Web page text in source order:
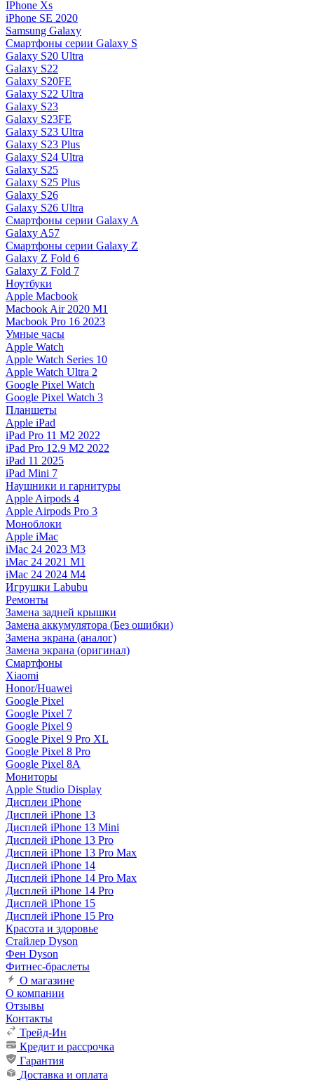
IPhone Xs
iPhone SE 2020
Samsung Galaxy
Смартфоны серии Galaxy S
Galaxy S20 Ultra
Galaxy S22
Galaxy S20FE
Galaxy S22 Ultra
Galaxy S23
Galaxy S23FE
Galaxy S23 Ultra
Galaxy S23 Plus
Galaxy S24 Ultra
Galaxy S25
Galaxy S25 Plus
Galaxy S26
Galaxy S26 Ultra
Смартфоны серии Galaxy A
Galaxy A57
Смартфоны серии Galaxy Z
Galaxy Z Fold 6
Galaxy Z Fold 7
Ноутбуки
Apple Macbook
Macbook Air 2020 M1
Macbook Pro 16 2023
Умные часы
Apple Watch
Apple Watch Series 10
Apple Watch Ultra 2
Google Pixel Watch
Google Pixel Watch 3
Планшеты
Apple iPad
iPad Pro 11 M2 2022
iPad Pro 12.9 M2 2022
iPad 11 2025
iPad Mini 7
Наушники и гарнитуры
Apple Airpods 4
Apple Airpods Pro 3
Моноблоки
Apple iMac
iMac 24 2023 M3
iMac 24 2021 M1
iMac 24 2024 M4
Игрушки Labubu
Ремонты
Замена задней крышки
Замена аккумулятора (Без ошибки)
Замена экрана (аналог)
Замена экрана (оригинал)
Смартфоны
Xiaomi
Honor/Huawei
Google Pixel
Google Pixel 7
Google Pixel 9
Google Pixel 9 Pro XL
Google Pixel 8 Pro
Google Pixel 8A
Мониторы
Apple Studio Display
Дисплеи iPhone
Дисплей iPhone 13
Дисплей iPhone 13 Mini
Дисплей iPhone 13 Pro
Дисплей iPhone 13 Pro Max
Дисплей iPhone 14
Дисплей iPhone 14 Pro Max
Дисплей iPhone 14 Pro
Дисплей iPhone 15
Дисплей iPhone 15 Pro
Красота и здоровье
Стайлер Dyson
Фен Dyson
Фитнес-браслеты
О магазине
О компании
Отзывы
Контакты
Трейд-Ин
Кредит и рассрочка
Гарантия
Доставка и оплата